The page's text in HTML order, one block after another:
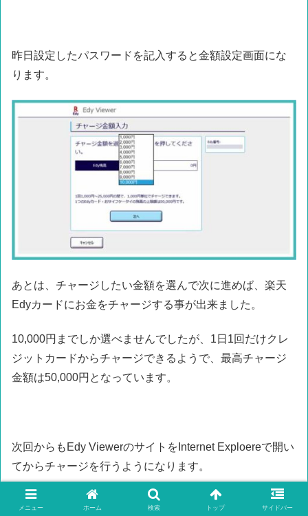
昨日設定したパスワードを記入すると金額設定画面にな
ります。
あとは、チャージしたい金額を選んで次に進めば、楽天
Edyカードにお金をチャージする事が出来ました。
10,000円までしか選べませんでしたが、1日1回だけクレ
ジットカードからチャージできるようで、最高チャージ
金額は50,000円となっています。
次回からもEdy ViewerのサイトをInternet Exploereで開い
てからチャージを行うようになります。
1回設定できれば、あとは簡単ですね。
メニュー ホーム 検索 トップ サイドバー